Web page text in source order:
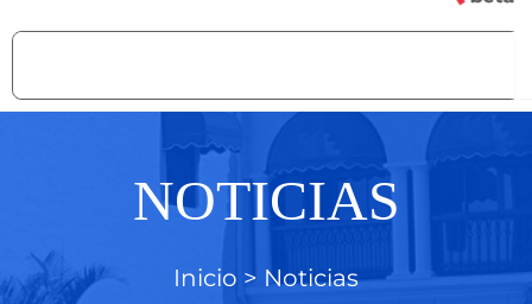
Search
NOTICIAS
Inicio > Noticias